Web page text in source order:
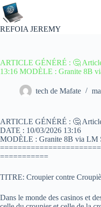
Passer
au
contenu
REFOIA JEREMY
ARTICLE GÉNÉRÉ : 🤔
13:16 MODÈLE : Granite 8B
tech de Mafate
ARTICLE GÉNÉRÉ : 🤔
DATE : 10/03/2026 13:16
MODÈLE : Granite 8B via LM
===========
TITRE: Croupier contre
Dans le monde des casinos et